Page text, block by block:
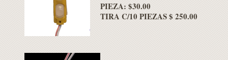
PIEZA: $30.00
TIRA C/10 PIEZAS $ 250.00